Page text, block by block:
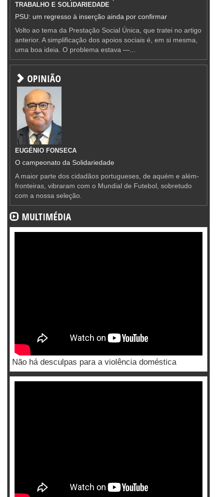
TRABALHO E SOLIDARIEDADE
PSU: um regresso à inserção ainda por confirmar
Volto ao tema da Prestação Social Única, que tratei no artigo
anterior. A simplificação dos apoios sociais é, em si mesma,
uma boa ideia. O problema estava —...
OPINIÃO
EUGÉNIO FONSECA
O campeonato da Solidariedade
A maior parte dos cidadãos portugueses, de aquém e além-
fronteiras, vibraram com o Mundial de Futebol, sobretudo
com a nossa seleção.
MULTIMÉDIA
Não há desculpas para a violência doméstica